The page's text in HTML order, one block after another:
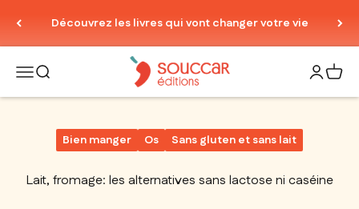
Découvrez les livres qui vont changer votre vie
Ouvrir la navigation
Ouvrir la rechercheThierry Souccar Editions Ouvrir
Voir
Bien manger Os Sans gluten et sans lait
Lait, fromage: les alternatives sans lactose ni caséine